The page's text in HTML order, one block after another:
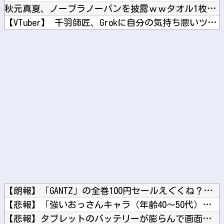
秋元真夏、ノーブラノーパンを披露ｗｗタオル1枚で隠す姿がほぼ...
【VTuber】 千羽師匠、Grokに自分の気持ち悪いツイー...
【朗報】「GANTZ」の全巻100円セールえぐくね？超名作だ...
【悲報】「強いおっさんキャラ（年齢40～50代）」はよくいる...
【悲報】タブレットのバッテリーが膨らんで画面が剥がれてきたん...